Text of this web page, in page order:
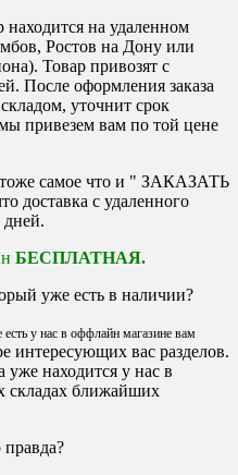
находится на удаленном
Ростов на Дону или
Товар привозят с
После оформления заказа
уточнит срок
привезем вам по той цене
самое что и " ЗАКАЗАТЬ
доставка с удаленного
дней.
БЕСПЛАТНАЯ.
уже есть в наличии?
у нас в оффлайн магазине вам
интересующих вас разделов.
уже находится у нас в
складах ближайших